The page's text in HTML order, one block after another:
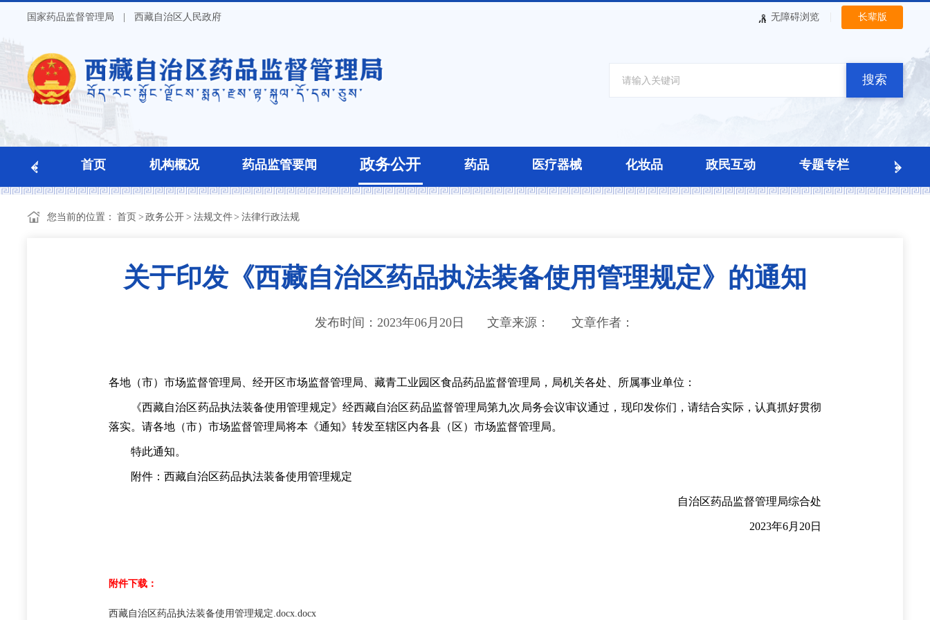
国家药品监督管理局 | 西藏自治区人民政府 无障碍浏览 长辈版
搜索
首页 机构概况 药品监管要闻 政务公开 药品 医疗器械 化妆品 政民互动 专题专栏
您当前的位置： 首页 > 政务公开> 法规文件> 法律行政法规
关于印发《西藏自治区药品执法装备使用管理规定》的通知
发布时间：2023年06月20日 文章来源： 文章作者：
各地（市）市场监督管理局、经开区市场监督管理局、藏青工业园区食品药品监督管理局，局机关各处、所属事业单位：
《西藏自治区药品执法装备使用管理规定》经西藏自治区药品监督管理局第九次局务会议审议通过，现印发你们，请结合实际，认真抓好贯彻
落实。请各地（市）市场监督管理局将本《通知》转发至辖区内各县（区）市场监督管理局。
特此通知。
附件：西藏自治区药品执法装备使用管理规定
自治区药品监督管理局综合处
2023年6月20日
附件下载：
西藏自治区药品执法装备使用管理规定.docx.docx